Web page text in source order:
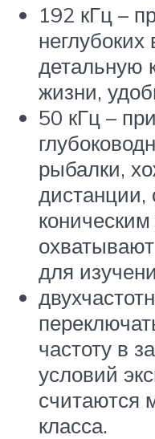
192 кГц –
детальную
жизни,
50 кГц –
рыбалки,
дистанции,
для
частоту в
условий
считаются
класса.